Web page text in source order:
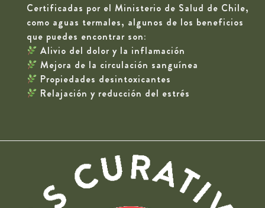
Certificadas por el Ministerio de Salud de Chile,
como aguas termales, algunos de los beneficios
que puedes encontrar son:
Alivio del dolor y la inflamación
Mejora de la circulación sanguínea
Propiedades desintoxicantes
Relajación y reducción del estrés